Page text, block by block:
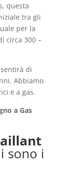
questa
tra gli
per la
circa 300 –
di
Abbiamo
e a gas.
a Gas
sono i